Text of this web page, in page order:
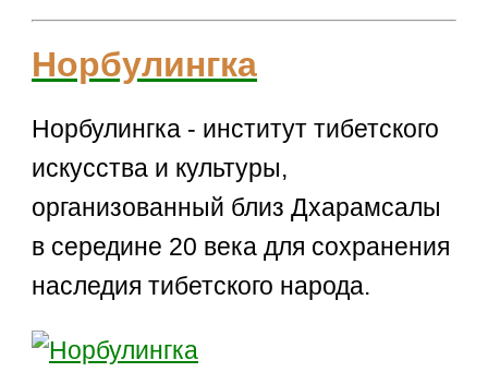
Норбулингка
Норбулингка - институт тибетского
искусства и культуры,
организованный близ Дхарамсалы
в середине 20 века для сохранения
наследия тибетского народа.